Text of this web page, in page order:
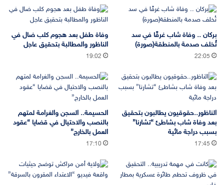
بركان .. وفاة شاب غرقًا في سد
تُخلف صدمة بالمنطقة(صورة)
22:05
وفاة طفل بعد هجوم كلب ضال في
الناظور والمطالبة بتحقيق عاجل
19:02
الناظور..حقوقيون يطالبون بتحقيق
بعد وفاة شاب بشاطئ “تشارنا”
بسبب دراجة مائية
17:45
الحسيمة.. السجن والغرامة لمتهم
بالنصب والاحتيال في قضايا “عقود
العمل بالخارج”
17:10